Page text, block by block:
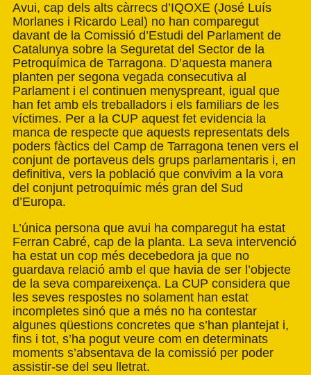
Avui, cap dels alts càrrecs d’IQOXE (José Luís
Morlanes i Ricardo Leal) no han comparegut
davant de la Comissió d’Estudi del Parlament de
Catalunya sobre la Seguretat del Sector de la
Petroquímica de Tarragona. D’aquesta manera
planten per segona vegada consecutiva al
Parlament i el continuen menyspreant, igual que
han fet amb els treballadors i els familiars de les
víctimes. Per a la CUP aquest fet evidencia la
manca de respecte que aquests representats dels
poders fàctics del Camp de Tarragona tenen vers el
conjunt de portaveus dels grups parlamentaris i, en
definitiva, vers la població que convivim a la vora
del conjunt petroquímic més gran del Sud
d’Europa.
L’única persona que avui ha comparegut ha estat
Ferran Cabré, cap de la planta. La seva intervenció
ha estat un cop més decebedora ja que no
guardava relació amb el que havia de ser l’objecte
de la seva compareixença. La CUP considera que
les seves respostes no solament han estat
incompletes sinó que a més no ha contestar
algunes qüestions concretes que s’han plantejat i,
fins i tot, s’ha pogut veure com en determinats
moments s’absentava de la comissió per poder
assistir-se del seu lletrat.